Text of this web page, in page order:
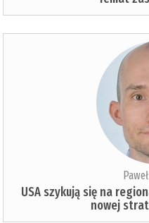
USA szykują się na
nowej